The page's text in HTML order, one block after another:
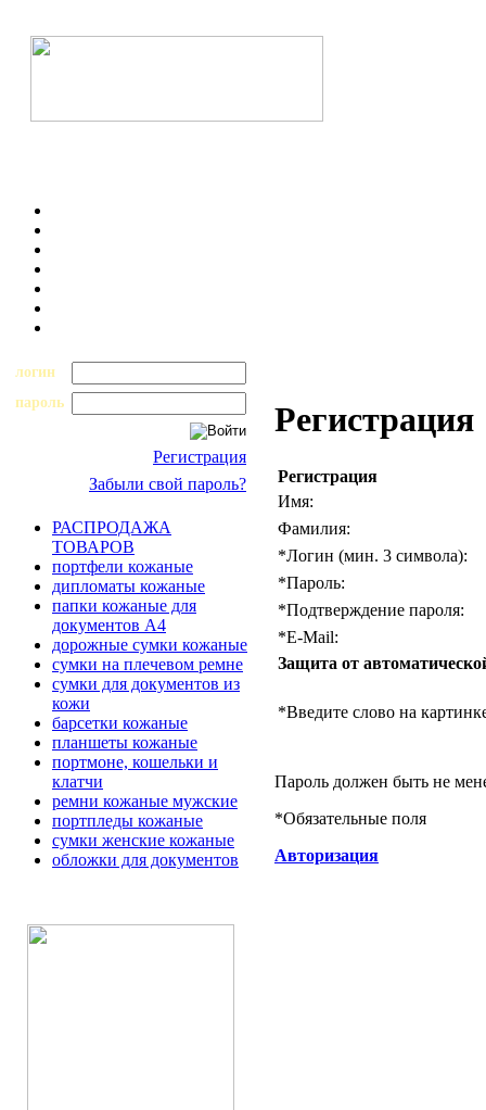
логин
пароль
Регистрация
Забыли свой пароль?
РАСПРОДАЖА
ТОВАРОВ
портфели кожаные
дипломаты кожаные
папки кожаные для
документов А4
дорожные сумки кожаные
сумки на плечевом ремне
сумки для документов из
кожи
барсетки кожаные
планшеты кожаные
портмоне, кошельки и
клатчи
ремни кожаные мужские
портпледы кожаные
сумки женские кожаные
обложки для документов
Регистрация
Регистрация
Имя:
Фамилия:
*Логин (мин. 3 символа):
*Пароль:
*Подтверждение пароля:
*E-Mail:
Защита от
*Введите слово на
Пароль должен быть не
*Обязательные поля
Авторизация